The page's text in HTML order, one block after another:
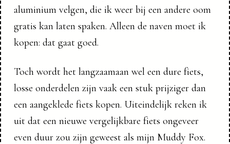
aluminium velgen, die ik weer bij een andere oom
gratis kan laten spaken. Alleen de naven moet ik
kopen: dat gaat goed.
Toch wordt het langzaamaan wel een dure fiets,
losse onderdelen zijn vaak een stuk prijziger dan
een aangeklede fiets kopen. Uiteindelijk reken ik
uit dat een nieuwe vergelijkbare fiets ongeveer
even duur zou zijn geweest als mijn Muddy Fox.